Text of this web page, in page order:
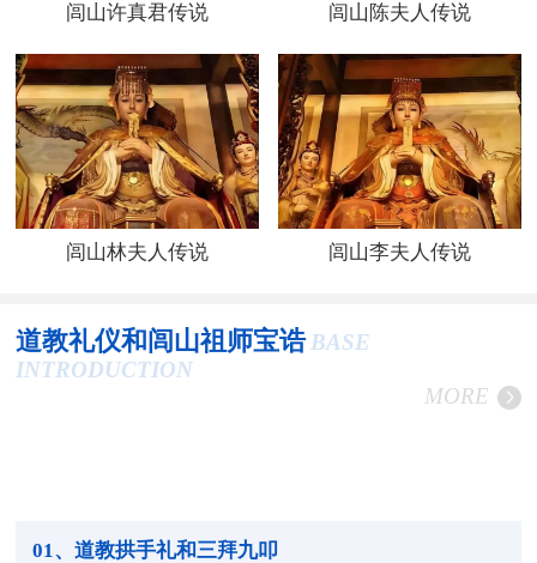
闾山许真君传说 闾山陈夫人传说
闾山林夫人传说 闾山李夫人传说
道教礼仪和闾山祖师宝诰 BASE
INTRODUCTION
MORE
01 、道教拱手礼和三拜九叩